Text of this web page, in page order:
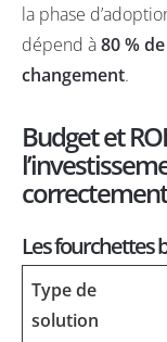
la phase
dépend à80 %
changement.
Budget et
correctement
Les fourchettes
Type de
solution